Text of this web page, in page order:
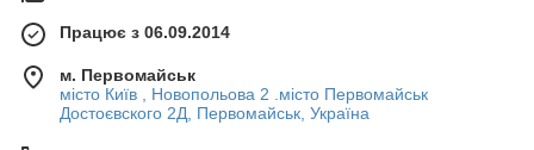
Працює з 06.09.2014
м. Первомайськ
місто Київ , Новопольова 2 .місто Первомайськ
Достоєвского 2Д, Первомайськ, Україна